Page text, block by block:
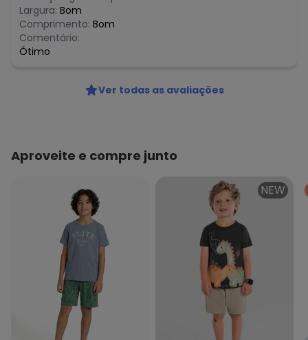
Largura: Bom
Comprimento: Bom
Comentário:
Ótimo
Ver todas as avaliações
Aproveite e compre junto
NEW